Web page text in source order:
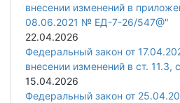
внесении изменений в
08.06.2021 № ЕД-7-26/547@"
22.04.2026
Федеральный закон от
внесении изменений в ст. 11.3,
15.04.2026
Федеральный закон от